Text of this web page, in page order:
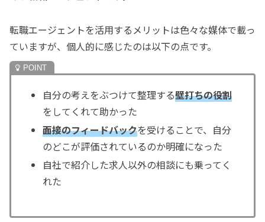
転職エージェントを活用するメリットは色々な媒体で載っ
ていますが、個人的に感じたのは以下の点です。
自分の考えをぶつけて整理する壁打ちの役割
をしてくれて助かった
面接のフィードバックを受けることで、自分
のどこが評価されているのか明確になった
自社で紹介した求人以外の相談にも乗ってく
れた